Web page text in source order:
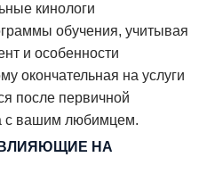
кинологи
обучения, учитывая
и особенности
окончательная на услуги
после первичной
с вашим любимцем.
НА